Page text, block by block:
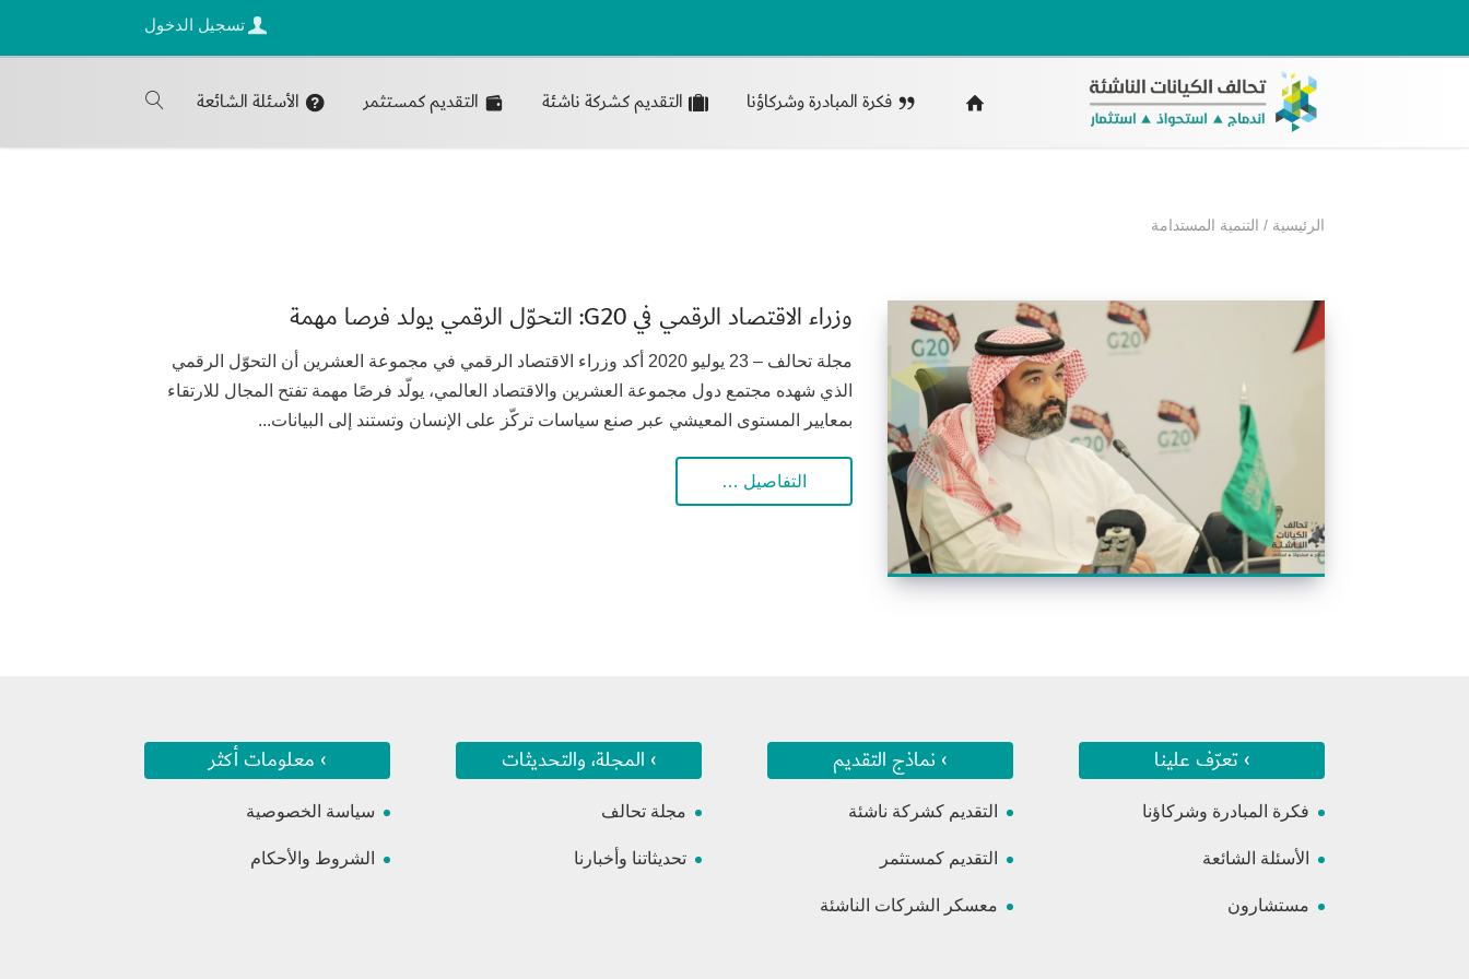
تسجيل الدخول
فكرة المبادرة وشركاؤنا التقديم كشركة ناشئة التقديم كمستثمر الأسئلة الشائعة
الرئيسية / التنمية المستدامة
وزراء الاقتصاد الرقمي في G20: التحوّل الرقمي يولد فرصا مهمة
مجلة تحالف – 23 يوليو 2020 أكد وزراء الاقتصاد الرقمي في مجموعة العشرين أن التحوّل الرقمي
الذي شهده مجتمع دول مجموعة العشرين والاقتصاد العالمي، يولّد فرصًا مهمة تفتح المجال للارتقاء
بمعايير المستوى المعيشي عبر صنع سياسات تركّز على الإنسان وتستند إلى البيانات...
التفاصيل …
› تعرّف علينا
فكرة المبادرة وشركاؤنا
الأسئلة الشائعة
مستشارون
› نماذج التقديم
التقديم كشركة ناشئة
التقديم كمستثمر
معسكر الشركات الناشئة
› المجلة، والتحديثات
مجلة تحالف
تحديثاتنا وأخبارنا
› معلومات أكثر
سياسة الخصوصية
الشروط والأحكام